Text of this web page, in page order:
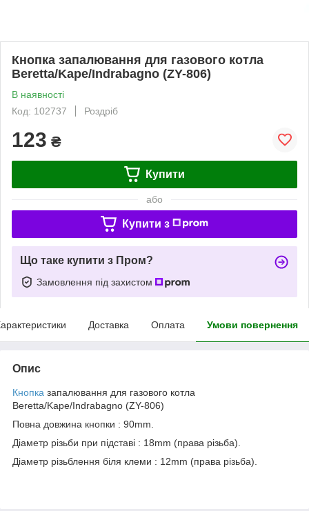
Кнопка запалювання для газового котла
Beretta/Kape/Indrabagno (ZY-806)
В наявності
Код: 102737
Роздріб
123 ₴
Купити
або
Купити з
Що таке купити з Пром?
Замовлення під захистом
Доставка Оплата Умови повернення
Опис
Кнопка запалювання для газового котла
Beretta/Kape/Indrabagno (ZY-806)
Повна довжина кнопки : 90mm.
Діаметр різьби при підставі : 18mm (права різьба).
Діаметр різьблення біля клеми : 12mm (права різьба).